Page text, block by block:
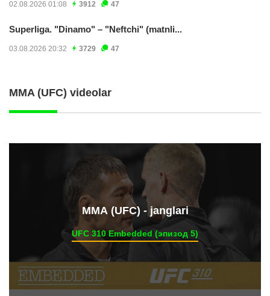
02.08.2026 01:08 3912 47
Superliga. "Dinamo" – "Neftchi" (matnli...
03.08.2026 20:32 3729 47
MMA (UFC) videolar
ММА (UFC) - janglari
UFC 310 Embedded (эпизод 5)